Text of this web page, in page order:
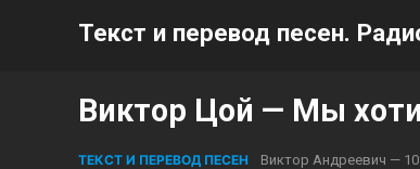
Текст и перевод песен.
Виктор Цой — Мы
ТЕКСТ И ПЕРЕВОД ПЕСЕН Виктор Андреевич —